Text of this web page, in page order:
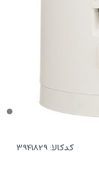
کدکالا: